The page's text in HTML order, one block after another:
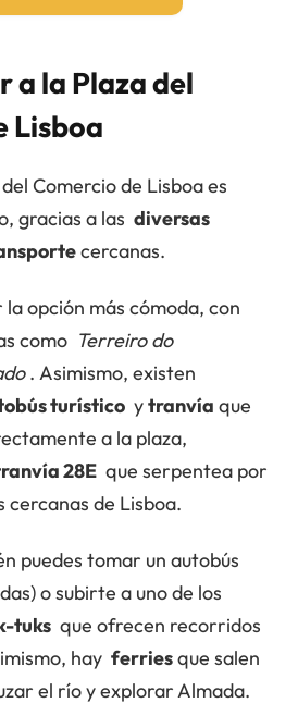
a la Plaza del
Lisboa
Comercio de Lisboa es
gracias a las diversas
cercanas.
la opción más cómoda, con
como Terreiro do
. Asimismo, existen
turístico ytranvía que
a la plaza,
28E que serpentea por
cercanas de Lisboa.
puedes tomar un autobús
o subirte a uno de los
tuks que ofrecen recorridos
hay ferriesque salen
el río y explorar Almada.